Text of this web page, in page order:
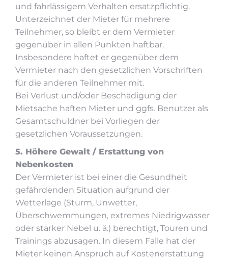
und fahrlässigem Verhalten ersatzpflichtig.
Unterzeichnet der Mieter für mehrere
Teilnehmer, so bleibt er dem Vermieter
gegenüber in allen Punkten haftbar.
Insbesondere haftet er gegenüber dem
Vermieter nach den gesetzlichen Vorschriften
für die anderen Teilnehmer mit.
Bei Verlust und/oder Beschädigung der
Mietsache haften Mieter und ggfs. Benutzer als
Gesamtschuldner bei Vorliegen der
gesetzlichen Voraussetzungen.
5. Höhere Gewalt / Erstattung von
Nebenkosten
Der Vermieter ist bei einer die Gesundheit
gefährdenden Situation aufgrund der
Wetterlage (Sturm, Unwetter,
Überschwemmungen, extremes Niedrigwasser
oder starker Nebel u. ä.) berechtigt, Touren und
Trainings abzusagen. In diesem Falle hat der
Mieter keinen Anspruch auf Kostenerstattung